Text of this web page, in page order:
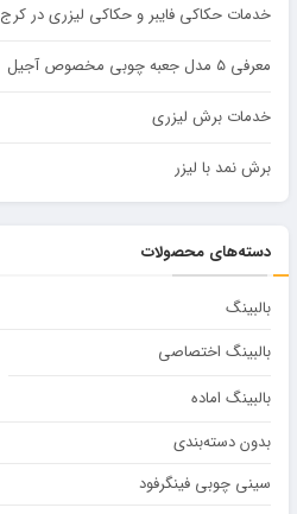
خدمات حکاکی فایبر و حکاکی لیزری در کرج
معرفی ۵ مدل جعبه چوبی مخصوص آجیل
خدمات برش لیزری
برش نمد با لیزر
دسته‌های محصولات
بالبینگ
بالبینگ اختصاصی
بالبینگ اماده
بدون دسته‌بندی
سینی چوبی فینگرفود